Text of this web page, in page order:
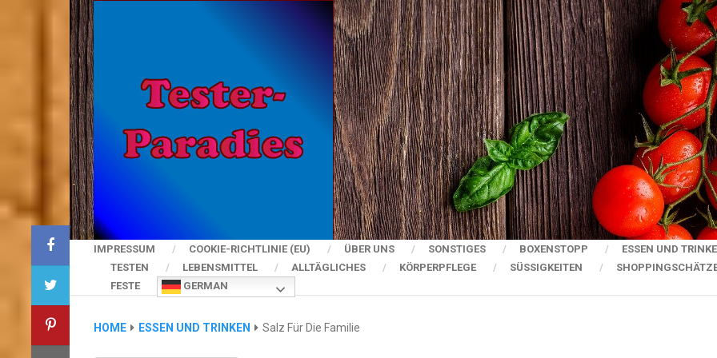
IMPRESSUM COOKIE-RICHTLINIE (EU) ÜBER UNS SONSTIGES BOXENSTOPP
ESSEN UND
TESTEN
LEBENSMITTEL ALLTÄGLICHES KÖRPERPFLEGE SÜSSIGKEITEN
FESTE
GERMAN
HOME ESSEN UND TRINKEN Salz Für Die Familie